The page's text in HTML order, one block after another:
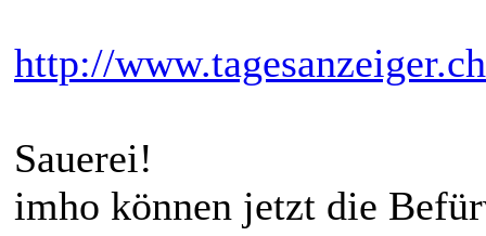
http://
Sauerei!
imho können jetzt die